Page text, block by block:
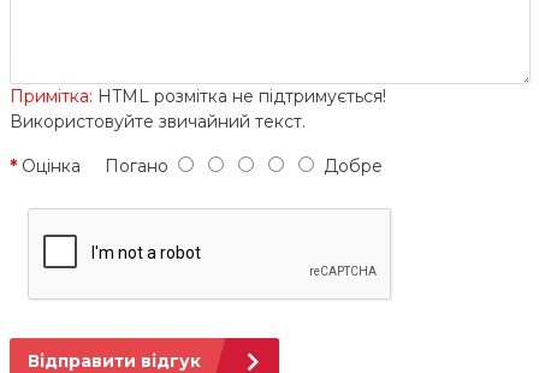
Примітка: HTML розмітка не підтримується!
Використовуйте звичайний текст.
Оцінка Погано Добре
Відправити відгук